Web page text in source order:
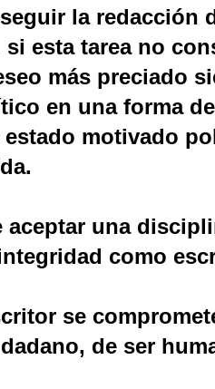
la redacción
esta tarea no
más preciado
en una forma
motivado
aceptar una
como
se
de ser